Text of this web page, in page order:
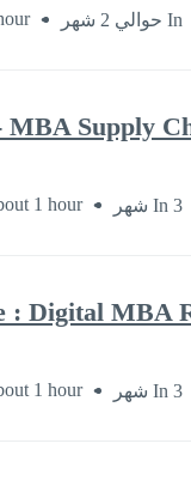
In حوالي 2 شهر
MBA Supply
In 3 شهر 1 hour
: Digital MBA
In 3 شهر 1 hour